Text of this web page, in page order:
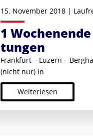
15. November 2018 |
1
tungen
Frankfurt – Luzern –
(nicht nur) in
Weiterlesen